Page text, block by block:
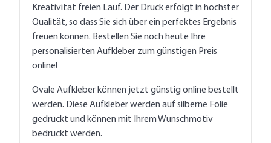
Kreativität freien Lauf. Der Druck erfolgt in höchster
Qualität, so dass Sie sich über ein perfektes Ergebnis
freuen können. Bestellen Sie noch heute Ihre
personalisierten Aufkleber zum günstigen Preis
online!
Ovale Aufkleber können jetzt günstig online bestellt
werden. Diese Aufkleber werden auf silberne Folie
gedruckt und können mit Ihrem Wunschmotiv
bedruckt werden.